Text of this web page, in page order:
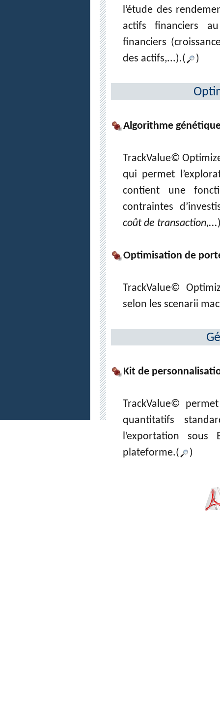
l’étude des
actifs financiers
financiers
des actifs,...).(
)
Algorithme
TrackValue©
qui permet
contient une
contraintes
coût de transaction,...
Optimisation de
TrackValue©
selon les scenarii
Kit de
TrackValue©
quantitatifs
l’exportation sous
plateforme.(
)